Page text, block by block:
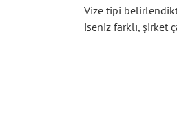
Vize tipi
iseniz farklı, şirket